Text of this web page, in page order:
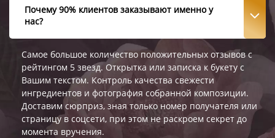
Почему 90% клиентов заказывают именно у
нас?
Самое большое количество положительных отзывов с
рейтингом 5 звезд. Открытка или записка к букету с
Вашим текстом. Контроль качества свежести
ингредиентов и фотография собранной композиции.
Доставим сюрприз, зная только номер получателя или
страницу в соцсети, при этом не раскроем секрет до
момента вручения.